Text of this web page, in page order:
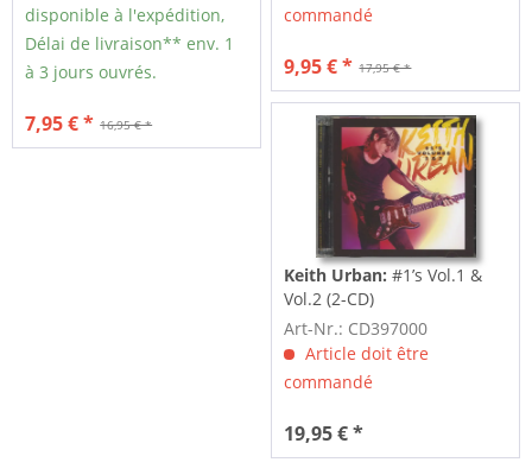
disponible à l'expédition,
Délai de livraison** env. 1
à 3 jours ouvrés.
16,95 € *
7,95 € *
commandé
17,95 € *
9,95 € *
Keith Urban:#1’s Vol.1 &
Vol.2 (2-CD)
Art-Nr.: CD397000
Article doit être
commandé
19,95 € *